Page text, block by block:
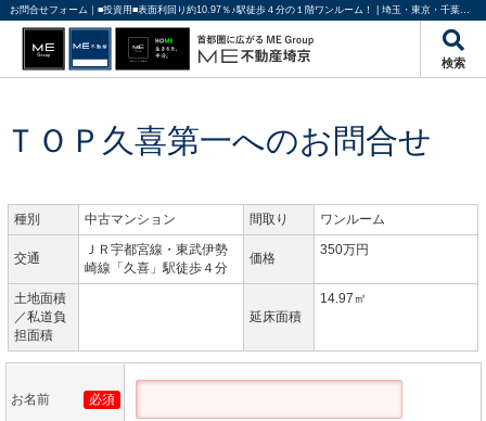
お問合せフォーム｜■投資用■表面利回り約10.97％♪駅徒歩４分の１階ワンルーム！ | 埼玉・東京・千葉の不動産のことならME不動産埼京
検索
ＴＯＰ久喜第一へのお問合せ
種別 中古マンション 間取り ワンルーム
交通
ＪＲ宇都宮線・東武伊勢
崎線「久喜」駅徒歩４分
価格
350万円
土地面積
／私道負
担面積
延床面積
14.97㎡
お名前 必須